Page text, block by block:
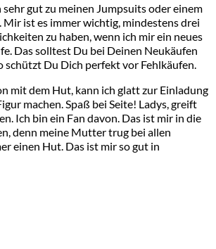
sehr gut zu meinen Jumpsuits oder einem
ist es immer wichtig, mindestens drei
zu haben, wenn ich mir ein neues
Das solltest Du bei Deinen Neukäufen
schützt Du Dich perfekt vor Fehlkäufen.
mit dem Hut, kann ich glatt zur Einladung
machen. Spaß bei Seite! Ladys, greift
Ich bin ein Fan davon. Das ist mir in die
denn meine Mutter trug bei allen
einen Hut. Das ist mir so gut in